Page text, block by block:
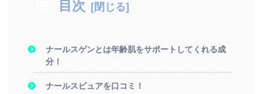
目次
ナールスゲンとは年齢肌をサポートしてくれる成
分！
ナールスピュアを口コミ！